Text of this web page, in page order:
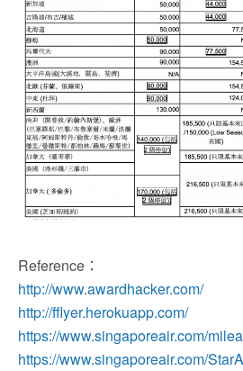
Reference：
http://www.awardhacker.com/
http://fflyer.herokuapp.com/
https://www.singaporeair.com/
https://www.singaporeair.com/